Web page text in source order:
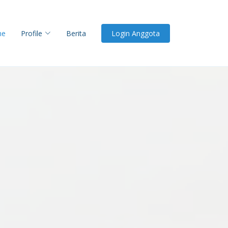
Profile Berita Login Anggota